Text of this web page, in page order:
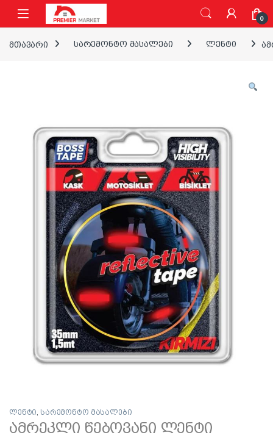
ნავიგაციაზე გადასვლა
შინაარსზე გადასვლა
0
მთავარი სარემონტო მასალები ლენტი
ლენტი, სარემონტო მასალები
ამრეკლი წებოვანი ლენტი